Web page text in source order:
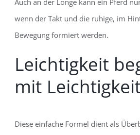
Auch an der Longe kann ein Pferd
wenn der Takt und die ruhige, im
Bewegung formiert werden.
Leichtigkeit
mit
Diese einfache Formel dient als